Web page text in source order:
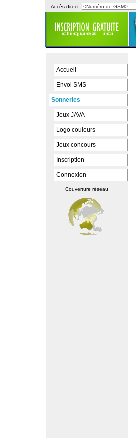
Accès direct:
Accueil
Envoi SMS
Sonneries
Jeux JAVA
Logo couleurs
Jeux concours
Inscription
Connexion
Couverture réseau